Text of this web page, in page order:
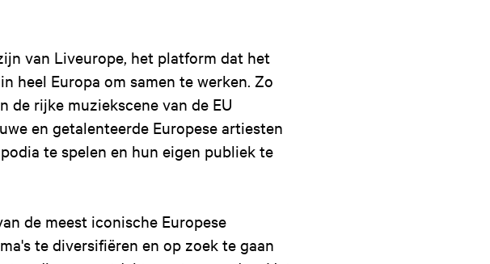
van Liveurope, het platform dat het
heel Europa om samen te werken. Zo
de rijke muziekscene van de EU
en getalenteerde Europese artiesten
te spelen en hun eigen publiek te
de meest iconische Europese
te diversifiëren en op zoek te gaan